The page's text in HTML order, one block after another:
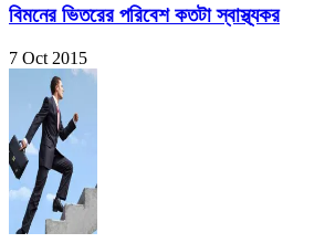
বিমনের ভিতরের পরিবেশ কতটা স্বাস্থ্যকর
7 Oct 2015